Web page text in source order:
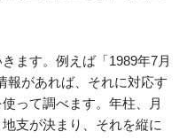
ます。例えば「1989年7月
報があれば、それに対応す
って調べます。年柱、月
支が決まり、それを縦に